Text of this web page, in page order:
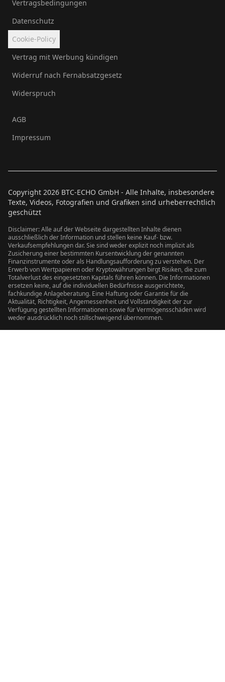
Vertragsbedingungen
Datenschutz
Cookie-Policy
Vertrag mit Werbung kündigen
Widerruf nach Fernabsatzgesetz
Widerspruch
AGB
Impressum
Copyright 2026 BTC-ECHO GmbH - Alle Inhalte, insbesondere
Texte, Videos, Fotografien und Grafiken sind urheberrechtlich
geschützt
Disclaimer: Alle auf der Webseite dargestellten Inhalte dienen
ausschließlich der Information und stellen keine Kauf- bzw.
Verkaufsempfehlungen dar. Sie sind weder explizit noch implizit als
Zusicherung einer bestimmten Kursentwicklung der genannten
Finanzinstrumente oder als Handlungsaufforderung zu verstehen. Der
Erwerb von Wertpapieren oder Kryptowährungen birgt Risiken, die zum
Totalverlust des eingesetzten Kapitals führen können. Die Informationen
ersetzen keine, auf die individuellen Bedürfnisse ausgerichtete,
fachkundige Anlageberatung. Eine Haftung oder Garantie für die
Aktualität, Richtigkeit, Angemessenheit und Vollständigkeit der zur
Verfügung gestellten Informationen sowie für Vermögensschäden wird
weder ausdrücklich noch stillschweigend übernommen.